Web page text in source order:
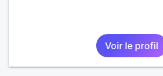
Voir le profil